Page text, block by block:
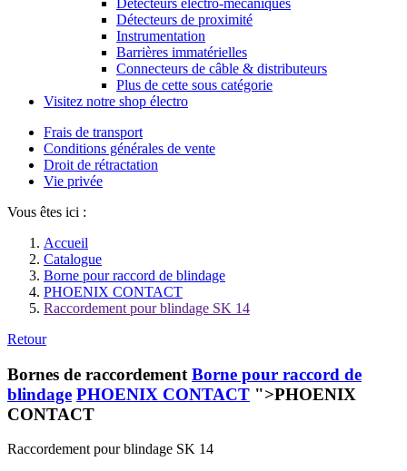
Détecteurs de proximité
Instrumentation
Barrières immatérielles
Connecteurs de câble & distributeurs
Plus de cette sous catégorie
Visitez notre shop électro
Frais de transport
Conditions générales de vente
Droit de rétractation
Vie privée
Vous êtes ici :
Accueil
Catalogue
Borne pour raccord de blindage
PHOENIX CONTACT
Raccordement pour blindage SK 14
Retour
Bornes de raccordement Borne pour raccord de
blindage PHOENIX CONTACT ">PHOENIX
CONTACT
Raccordement pour blindage SK 14